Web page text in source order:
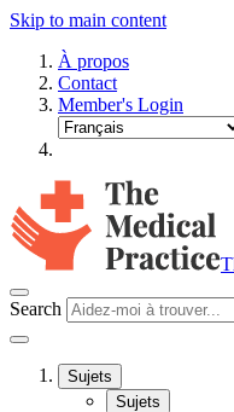
Skip to main content
À propos
Contact
Member's Login
Search
Sujets
Sujets